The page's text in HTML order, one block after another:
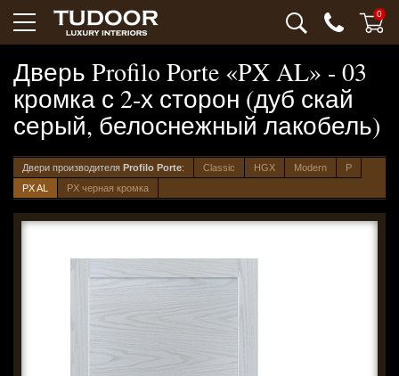
0
Дверь Profilo Porte «PX AL» - 03
кромка с 2-х сторон (дуб скай
серый, белоснежный лакобель)
Двери производителя Profilo Porte: Classic HGX Modern
P
PX AL
PX черная кромка